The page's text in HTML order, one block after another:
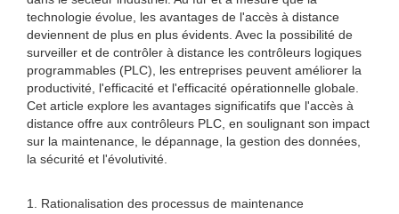
technologie évolue, les avantages de l'accès à distance
deviennent de plus en plus évidents. Avec la possibilité de
surveiller et de contrôler à distance les contrôleurs logiques
programmables (PLC), les entreprises peuvent améliorer la
productivité, l'efficacité et l'efficacité opérationnelle globale.
Cet article explore les avantages significatifs que l'accès à
distance offre aux contrôleurs PLC, en soulignant son impact
sur la maintenance, le dépannage, la gestion des données,
la sécurité et l'évolutivité.
1. Rationalisation des processus de maintenance